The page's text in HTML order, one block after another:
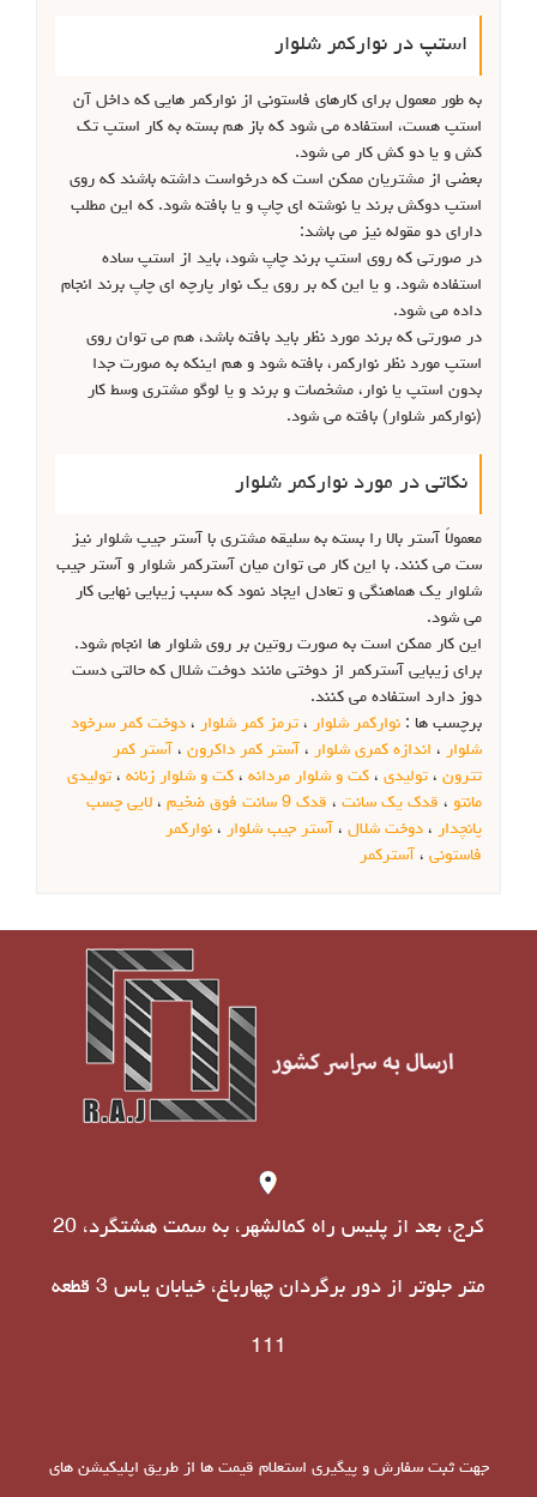
استپ در نوارکمر شلوار
به طور معمول برای کارهای فاستونی از نوارکمر هایی که داخل آن
استپ هست، استفاده می شود که باز هم بسته به کار استپ تک
کش و یا دو کش کار می شود.
بعضی از مشتریان ممکن است که درخواست داشته باشند که روی
استپ دوکش برند یا نوشته ای چاپ و یا بافته شود. که این مطلب
دارای دو مقوله نیز می باشد:
در صورتی که روی استپ برند چاپ شود، باید از استپ ساده
استفاده شود. و یا این که بر روی یک نوار پارچه ای چاپ برند انجام
داده می شود.
در صورتی که برند مورد نظر باید بافته باشد، هم می توان روی
استپ مورد نظر نوارکمر، بافته شود و هم اینکه به صورت جدا
بدون استپ یا نوار، مشخصات و برند و یا لوگو مشتری وسط کار
(نوارکمر شلوار) بافته می شود.
نکاتی در مورد نوارکمر شلوار
معمولاً آستر بالا را بسته به سلیقه مشتری با آستر جیپ شلوار نیز
ست می کنند. با این کار می توان میان آسترکمر شلوار و آستر جیب
شلوار یک هماهنگی و تعادل ایجاد نمود که سبب زیبایی نهایی کار
می شود.
این کار ممکن است به صورت روتین بر روی شلوار ها انجام شود.
برای زیبایی آسترکمر از دوختی مانند دوخت شلال که حالتی دست
دوز دارد استفاده می کنند.
برچسب ها : نوارکمر شلوار ، ترمز کمر شلوار ، دوخت کمر سرخود
شلوار ، اندازه کمری شلوار ، آستر کمر داکرون ، آستر کمر
تترون ، تولیدی ، کت و شلوار مردانه ، کت و شلوار زنانه ، تولیدی
مانتو ، قدک یک سانت ، قدک 9 سانت فوق ضخیم ، لایی چسب
پانچدار ، دوخت شلال ، آستر جیب شلوار ، نوارکمر
فاستونی ، آسترکمر
کرج، بعد از پلیس راه کمالشهر، به سمت هشتگرد، 20
متر جلوتر از دور برگردان چهارباغ، خیابان یاس 3 قطعه
111
جهت ثبت سفارش و پیگیری استعلام قیمت ها از طریق اپلیکیشن های